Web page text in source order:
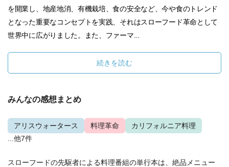
を開業し、地産地消、有機栽培、食の安全など、今や食のトレンド
となった重要なコンセプトを実践、それはスローフード革命として
世界中に広がりました。また、ファーマ...
続きを読む
みんなの感想まとめ
アリスウォータース 料理革命
カリフォルニア料理
...他7件
スローフードの先駆者による料理番組の単行本は、絶品メニュー